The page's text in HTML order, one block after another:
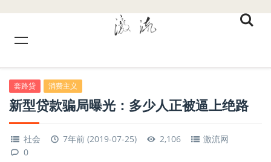
套路贷 消费主义
新型贷款骗局曝光：多少人正被逼上绝路
社会 7年前 (2019-07-25) 2,106
激流网
0